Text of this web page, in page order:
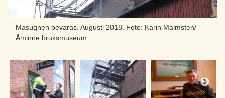
Masugnen bevaras. Augusti 2018. Foto: Karin Malmsten/
Åminne bruksmuseum.